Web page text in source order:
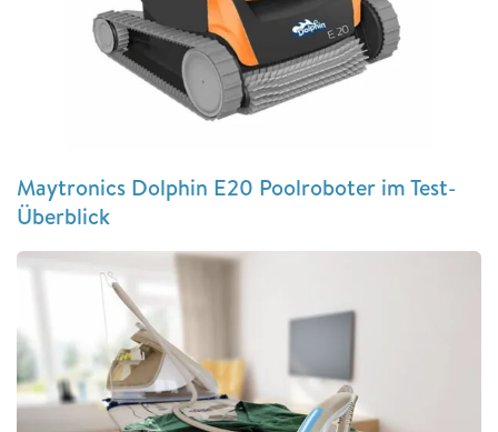
Maytronics Dolphin E20 Poolroboter im Test-
Überblick